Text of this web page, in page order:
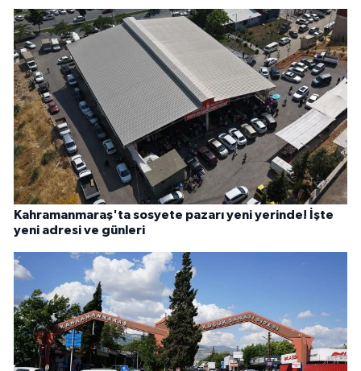
Kahramanmaraş'ta sosyete pazarı yeni yerinde! İşte
yeni adresi ve günleri